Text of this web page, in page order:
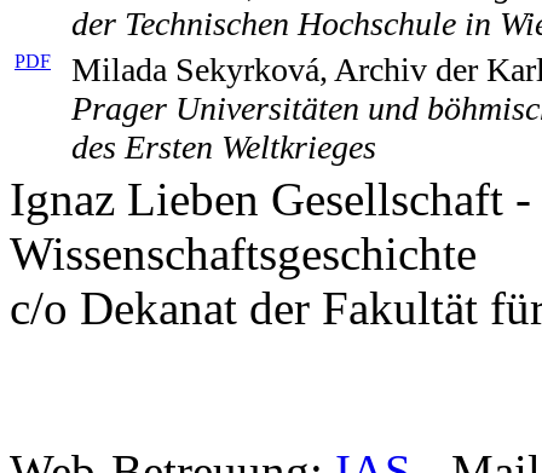
der Technischen Hochschule in
PDF
Milada Sekyrková, Archiv der
Prager Universitäten und
des Ersten Weltkrieges
Ignaz Lieben Gesellschaft
Wissenschaftsgeschichte
c/o Dekanat der Fakultät